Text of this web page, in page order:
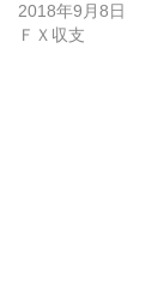
2018年9月8日
ＦＸ収支